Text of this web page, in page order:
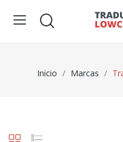
Inicio Marcas